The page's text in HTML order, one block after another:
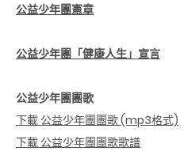
公益少年團憲章
公益少年團「健康人生」宣言
公益少年團團歌
下載 公益少年團團歌 (mp3格式)
下載 公益少年團團歌歌譜